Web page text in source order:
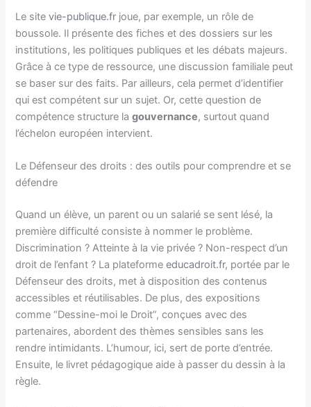
Le sitevie-publique.fr joue, par exemple, un rôle de
boussole. Il présente des fiches et des dossiers sur les
institutions, les politiques publiques et les débats majeurs.
Grâce à ce type de ressource, une discussion familiale peut
se baser sur des faits. Par ailleurs, cela permet d’identifier
qui est compétent sur un sujet. Or, cette question de
compétence structure lagouvernance, surtout quand
l’échelon européen intervient.
Le Défenseur des droits : des outils pour comprendre et se
défendre
Quand un élève, un parent ou un salarié se sent lésé, la
première difficulté consiste à nommer le problème.
Discrimination ? Atteinte à la vie privée ? Non-respect d’un
droit de l’enfant ? La plateformeeducadroit.fr, portée par le
Défenseur des droits, met à disposition des contenus
accessibles et réutilisables. De plus, des expositions
comme “Dessine-moi le Droit”, conçues avec des
partenaires, abordent des thèmes sensibles sans les
rendre intimidants. L’humour, ici, sert de porte d’entrée.
Ensuite, le livret pédagogique aide à passer du dessin à la
règle.